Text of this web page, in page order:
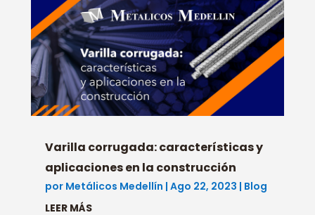
Varilla corrugada: características y
aplicaciones en la construcción
por Metálicos Medellín | Ago 22, 2023 | Blog
LEER MÁS